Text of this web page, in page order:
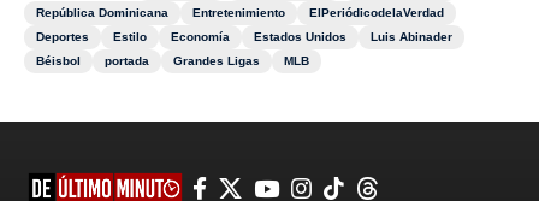
República Dominicana
Entretenimiento
ElPeriódicodelaVerdad
Deportes
Estilo Economía Estados Unidos
Luis Abinader
Béisbol
portada Grandes Ligas MLB